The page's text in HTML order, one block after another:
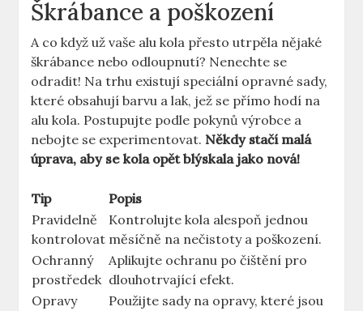
Škrábance a poškození
A co když už vaše alu kola přesto utrpěla nějaké
škrábance nebo odloupnutí? Nenechte se
odradit! Na trhu existují speciální opravné sady,
které obsahují barvu a lak, jež se přímo hodí na
alu kola. Postupujte podle pokynů výrobce a
nebojte se experimentovat. Někdy stačí malá
úprava, aby se kola opět blýskala jako nová!
Tip
Popis
Pravidelně
kontrolovat
Kontrolujte kola alespoň jednou
měsíčně na nečistoty a poškození.
Ochranný
prostředek
Aplikujte ochranu po čištění pro
dlouhotrvající efekt.
Opravy
Použijte sady na opravy, které jsou